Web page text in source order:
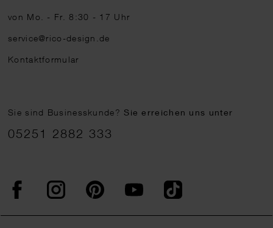
von Mo. - Fr. 8:30 - 17 Uhr
service@rico-design.de
Kontaktformular
Sie sind Businesskunde?Sie erreichen uns unter
05251 2882 333
FacebookInstagram PinterestYouTubeTikTok